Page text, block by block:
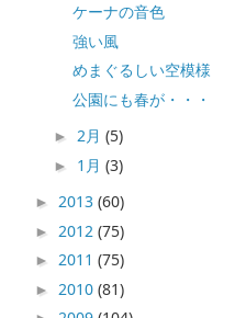
ケーナの音色
強い風
めまぐるしい空模様
公園にも春が・・・
► 2月 (5)
► 1月 (3)
► 2013 (60)
► 2012 (75)
► 2011 (75)
► 2010 (81)